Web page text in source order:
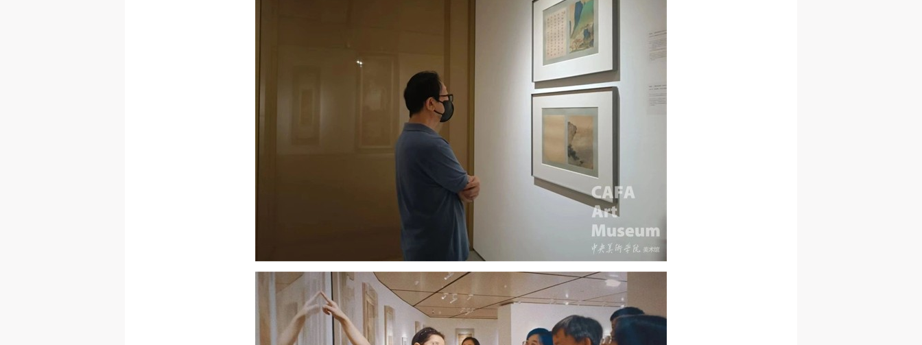
美术学院资料库》《中央美术学院美术馆资料库》等相关资料、文献、档案
机构和平台，在中央美术学院中使用和在互联网上传播，同意按相关“章程”规
定享受相关权益。
中央美术学院美术馆活动安全免责协议书
本次活动公平公正、自愿参加与退出、风险与责任自负的原则。但活动有风
险，参加者应有必要的风险意识。
参加本次活动者必须遵守中华人民共和国的相关法律、法规，必须遵循道德
和社会公德规范，并应该具备以人为本、团结友爱、互相帮助和助人为乐的
上）未成年人必须在成年人的陪同下参观。
第四条
参加活动者在此次活动期间的人身安全责任自负。鼓励参加者自行购买人身
美术学院资料库》《中央美术学院美术馆资料库》等相关资料、文献、档案
机构和平台，在中央美术学院中使用和在互联网上传播，同意按相关“章程”规
定享受相关权益。
中央美术学院美术馆活动安全免责协议书
本次活动公平公正、自愿参加与退出、风险与责任自负的原则。但活动有风
险，参加者应有必要的风险意识。
参加本次活动者必须遵守中华人民共和国的相关法律、法规，必须遵循道德
和社会公德规范，并应该具备以人为本、团结友爱、互相帮助和助人为乐的
上）未成年人必须在成年人的陪同下参观。
第四条
参加活动者在此次活动期间的人身安全责任自负。鼓励参加者自行购买人身
美术学院资料库》《中央美术学院美术馆资料库》等相关资料、文献、档案
机构和平台，在中央美术学院中使用和在互联网上传播，同意按相关“章程”规
定享受相关权益。
中央美术学院美术馆活动安全免责协议书
本次活动公平公正、自愿参加与退出、风险与责任自负的原则。但活动有风
险，参加者应有必要的风险意识。
参加本次活动者必须遵守中华人民共和国的相关法律、法规，必须遵循道德
和社会公德规范，并应该具备以人为本、团结友爱、互相帮助和助人为乐的
上）未成年人必须在成年人的陪同下参观。
第四条
参加活动者在此次活动期间的人身安全责任自负。鼓励参加者自行购买人身